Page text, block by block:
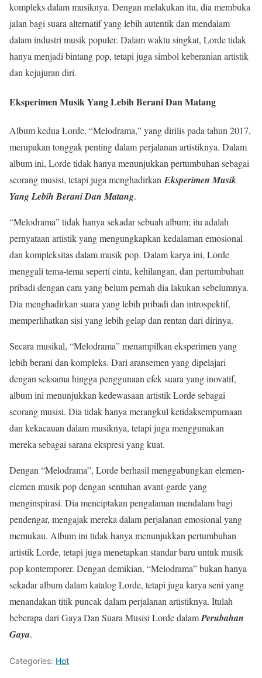
kompleks dalam musiknya. Dengan melakukan itu, dia membuka
jalan bagi suara alternatif yang lebih autentik dan mendalam
dalam industri musik populer. Dalam waktu singkat, Lorde tidak
hanya menjadi bintang pop, tetapi juga simbol keberanian artistik
dan kejujuran diri.
Eksperimen Musik Yang Lebih Berani Dan Matang
Album kedua Lorde, “Melodrama,” yang dirilis pada tahun 2017,
merupakan tonggak penting dalam perjalanan artistiknya. Dalam
album ini, Lorde tidak hanya menunjukkan pertumbuhan sebagai
seorang musisi, tetapi juga menghadirkan Eksperimen Musik
Yang Lebih Berani Dan Matang.
“Melodrama” tidak hanya sekadar sebuah album; itu adalah
pernyataan artistik yang mengungkapkan kedalaman emosional
dan kompleksitas dalam musik pop. Dalam karya ini, Lorde
menggali tema-tema seperti cinta, kehilangan, dan pertumbuhan
pribadi dengan cara yang belum pernah dia lakukan sebelumnya.
Dia menghadirkan suara yang lebih pribadi dan introspektif,
memperlihatkan sisi yang lebih gelap dan rentan dari dirinya.
Secara musikal, “Melodrama” menampilkan eksperimen yang
lebih berani dan kompleks. Dari aransemen yang dipelajari
dengan seksama hingga penggunaan efek suara yang inovatif,
album ini menunjukkan kedewasaan artistik Lorde sebagai
seorang musisi. Dia tidak hanya merangkul ketidaksempurnaan
dan kekacauan dalam musiknya, tetapi juga menggunakan
mereka sebagai sarana ekspresi yang kuat.
Dengan “Melodrama”, Lorde berhasil menggabungkan elemen-
elemen musik pop dengan sentuhan avant-garde yang
menginspirasi. Dia menciptakan pengalaman mendalam bagi
pendengar, mengajak mereka dalam perjalanan emosional yang
memukau. Album ini tidak hanya menunjukkan pertumbuhan
artistik Lorde, tetapi juga menetapkan standar baru untuk musik
pop kontemporer. Dengan demikian, “Melodrama” bukan hanya
sekadar album dalam katalog Lorde, tetapi juga karya seni yang
menandakan titik puncak dalam perjalanan artistiknya. Itulah
beberapa dari Gaya Dan Suara Musisi Lorde dalamPerubahan
Gaya.
Categories: Hot